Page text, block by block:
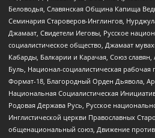
Беловодья, Славянская Община Капища
Семинария Староверов-Инглингов,
Джамаат, Свидетели Иеговы, Русское
социалистическое общество, Джамаат
Кабарды, Балкарии и Карачая, Союз
Буль, Национал-социалистическая рабочая
Формат-18, Благородный Орден Дьявола,
Национальная Социалистическая
Родовая Держава Русь, Русское
Инглистической церкви Православных
общенациональный союз, Движение